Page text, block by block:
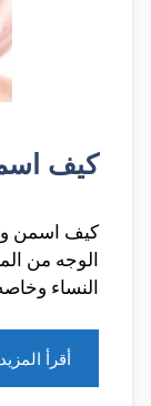
كيف
كيف اسمن
الوجه من
النساء
أقرأ المزيد